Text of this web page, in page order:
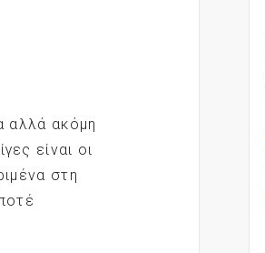
αλλά ακόμη
είναι οι
στη